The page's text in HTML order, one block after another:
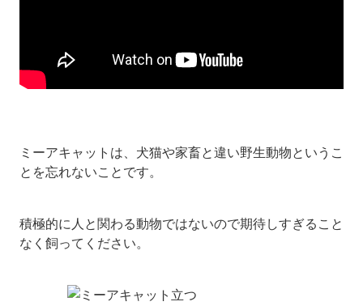
ミーアキャットは、犬猫や家畜と違い野生動物というこ
とを忘れないことです。
積極的に人と関わる動物ではないので期待しすぎること
なく飼ってください。